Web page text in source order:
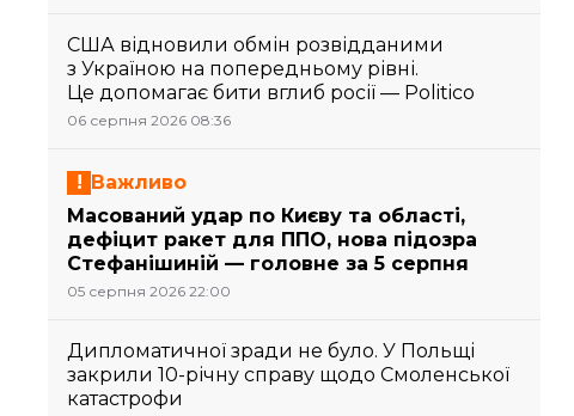
США відновили обмін розвідданими
з Україною на попередньому рівні.
Це допомагає бити вглиб росії — Politico
06 серпня 2026 08:36
Важливо
Масований удар по Києву та області,
дефіцит ракет для ППО, нова підозра
Стефанішиній — головне за 5 серпня
05 серпня 2026 22:00
Дипломатичної зради не було. У Польщі
закрили 10-річну справу щодо Смоленської
катастрофи